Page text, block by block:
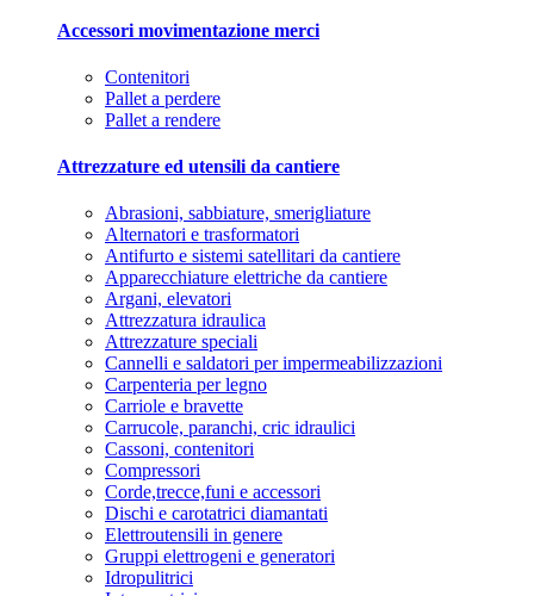
Accessori movimentazione merci
Contenitori
Pallet a perdere
Pallet a rendere
Attrezzature ed utensili da cantiere
Abrasioni, sabbiature, smerigliature
Alternatori e trasformatori
Antifurto e sistemi satellitari da cantiere
Apparecchiature elettriche da cantiere
Argani, elevatori
Attrezzatura idraulica
Attrezzature speciali
Cannelli e saldatori per impermeabilizzazioni
Carpenteria per legno
Carriole e bravette
Carrucole, paranchi, cric idraulici
Cassoni, contenitori
Compressori
Corde,trecce,funi e accessori
Dischi e carotatrici diamantati
Elettroutensili in genere
Gruppi elettrogeni e generatori
Idropulitrici